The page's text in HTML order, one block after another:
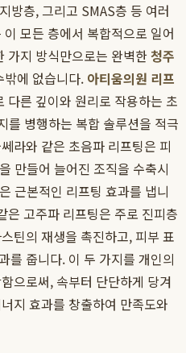
방층, 그리고 SMAS층 등 여러
모든 층에서 복합적으로 일어
가지 방식만으로는 완벽한청주
에 없습니다. 아티움의원 리프
다른 깊이와 원리로 작용하는 초
를 병행하는 복합 솔루션을 적극
라와 같은 초음파 리프팅은 피
만들어 늘어진 조직을 수축시
근본적인 리프팅 효과를 냅니
은 고주파 리프팅은 주로 진피층
틴의 재생을 촉진하고, 피부 표
를 줍니다. 이 두 가지를 개인의
으로써, 속부터 단단하게 당겨
지 효과를 창출하여 만족도와